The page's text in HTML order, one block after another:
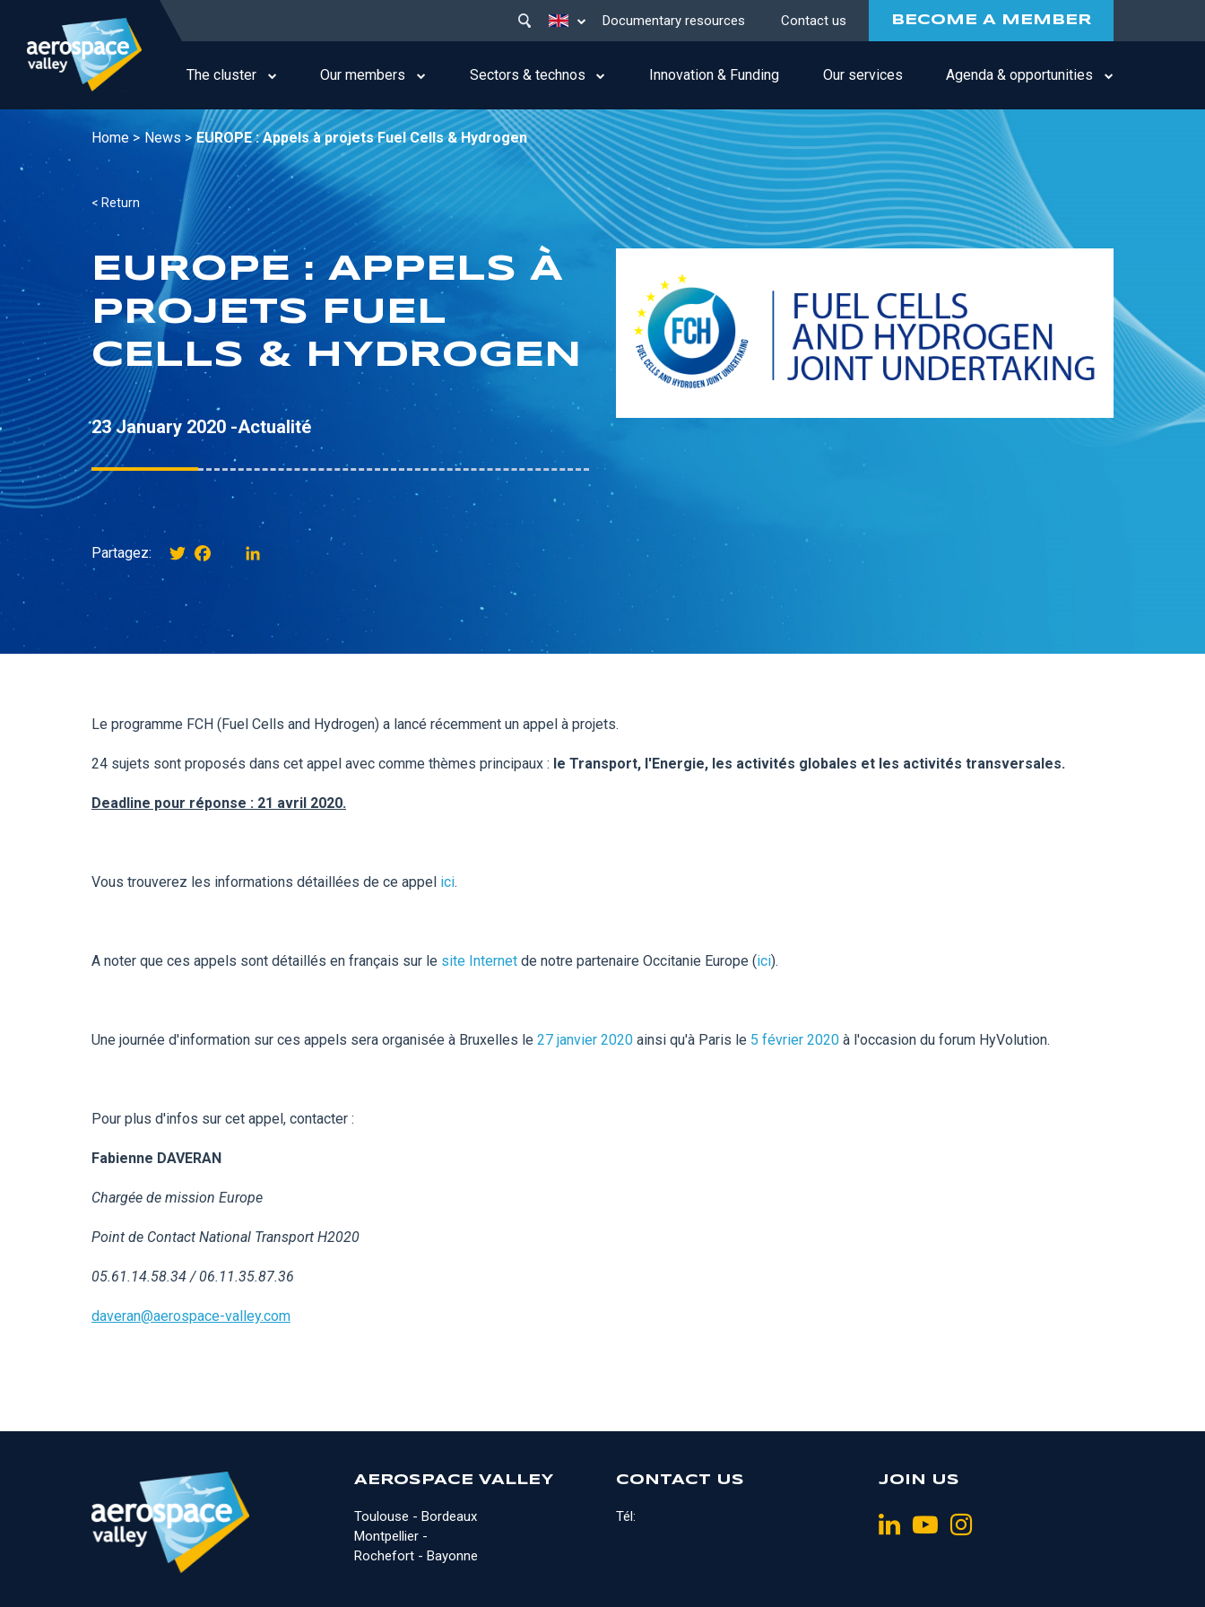
main
content
List additional actions
menu
top
Documentary resources Contact us BECOME A MEMBER
navigation
The cluster Our members Sectors & technos Innovation & Funding Our services Agenda & opportunities
Home > News > EUROPE : Appels à projets Fuel Cells & Hydrogen
< Return
EUROPE : APPELS À
PROJETS FUEL
CELLS & HYDROGEN
23 January 2020 -Actualité
Partagez: TwitterFacebookinstagram
Le programme FCH (Fuel Cells and Hydrogen) a lancé récemment un appel à projets.
24 sujets sont proposés dans cet appel avec comme thèmes principaux : le Transport, l'Energie, les activités globales et les activités transversales.
Deadline pour réponse : 21 avril 2020.
Vous trouverez les informations détaillées de ce appel ici.
A noter que ces appels sont détaillés en français sur le site Internet de notre partenaire Occitanie Europe (ici).
Une journée d'information sur ces appels sera organisée à Bruxelles le 27 janvier 2020 ainsi qu'à Paris le 5 février 2020 à l'occasion du forum HyVolution.
Pour plus d'infos sur cet appel, contacter :
Fabienne DAVERAN
Chargée de mission Europe
Point de Contact National Transport H2020
05.61.14.58.34 / 06.11.35.87.36
daveran@aerospace-valley.com
AEROSPACE VALLEY
Toulouse - Bordeaux
Montpellier -
Rochefort - Bayonne
CONTACT US
Tél:
JOIN US